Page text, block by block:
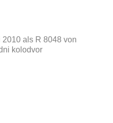
2010 als R 8048 von
kolodvor